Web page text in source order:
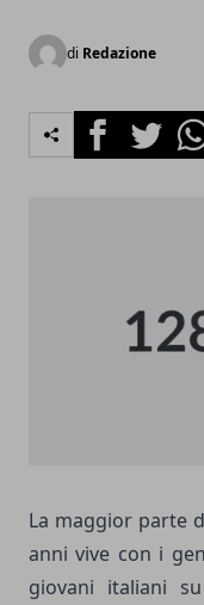
di Redazione
FacebookTwitter
La maggior parte
anni vive con i
giovani italiani